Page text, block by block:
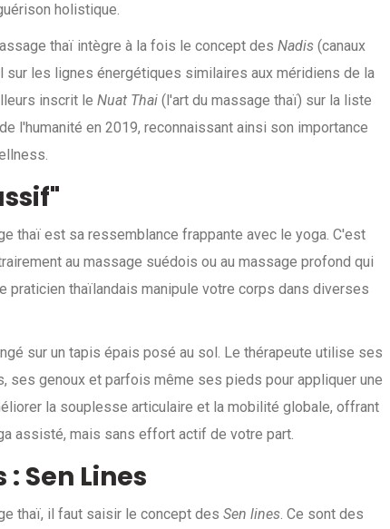
holistique.
thaï intègre à la fois le concept des Nadis (canaux
les lignes énergétiques similaires aux méridiens de la
inscrit le Nuat Thai (l'art du massage thaï) sur la liste
l'humanité en 2019, reconnaissant ainsi son importance
thaï est sa ressemblance frappante avec le yoga. C'est
au massage suédois ou au massage profond qui
praticien thaïlandais manipule votre corps dans diverses
sur un tapis épais posé au sol. Le thérapeute utilise ses
ses genoux et parfois même ses pieds pour appliquer une
la souplesse articulaire et la mobilité globale, offrant
assisté, mais sans effort actif de votre part.
Sen Lines
thaï, il faut saisir le concept des Sen lines. Ce sont des